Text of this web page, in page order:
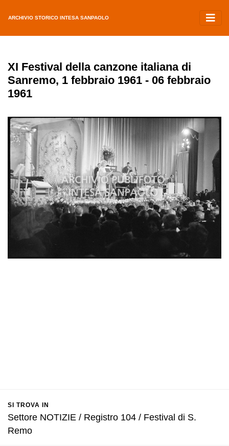
ARCHIVIO STORICO INTESA SANPAOLO
XI Festival della canzone italiana di
Sanremo, 1 febbraio 1961 - 06 febbraio
1961
SI TROVA IN
Settore NOTIZIE / Registro 104 / Festival di S.
Remo